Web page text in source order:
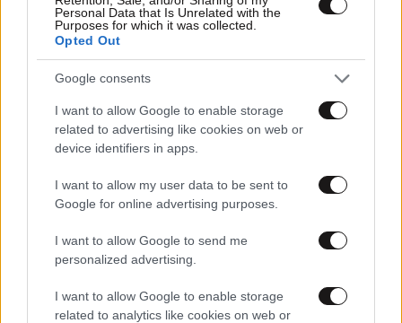
Personal Data that Is Unrelated with the
Purposes for which it was collected.
Opted Out
Google consents
I want to allow Google to enable storage
related to advertising like cookies on web or
device identifiers in apps.
I want to allow my user data to be sent to
Google for online advertising purposes.
I want to allow Google to send me
personalized advertising.
I want to allow Google to enable storage
related to analytics like cookies on web or
15·05·2025 18:01
Ταχύτερη και ευκολότερη η επίλυση κτηματολογικών
διαμεσολάβησης